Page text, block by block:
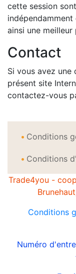
cette session
ainsi une
Contact
Si vous avez une
présent site
contactez-vous
Conditions
Conditions
Trade4you -
Conditions
Numéro